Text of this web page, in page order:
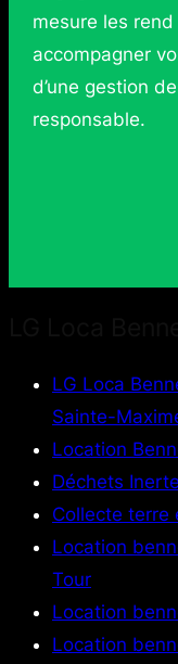
mesure les
accompagner
d’une gestion
responsable.
LG Loca
Sainte-
Location
Déchets
Collecte terre
Location
Tour
Location
Location